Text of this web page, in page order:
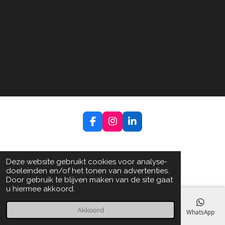
Deze website gebruikt cookies voor analyse-
doeleinden en/of het tonen van advertenties.
Door gebruik te blijven maken van de site gaat
u hiermee akkoord.
Akkoord
F
a
e
b
o
o
I
n
t
a
g
r
L
i
k
e
d
I
Telefoonnummer WhatsApp